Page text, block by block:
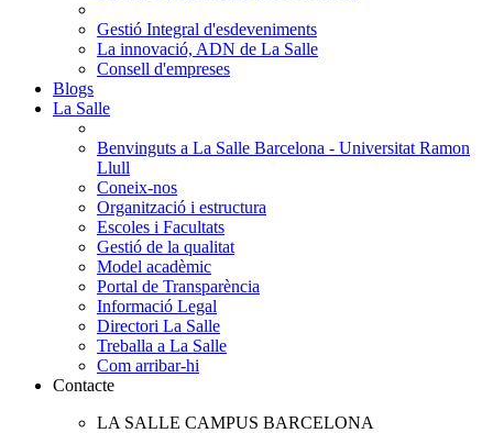
Gestió Integral d'esdeveniments
La innovació, ADN de La Salle
Consell d'empreses
Blogs
La Salle
Benvinguts a La Salle Barcelona - Universitat Ramon
Llull
Coneix-nos
Organització i estructura
Escoles i Facultats
Gestió de la qualitat
Model acadèmic
Portal de Transparència
Informació Legal
Directori La Salle
Treballa a La Salle
Com arribar-hi
Contacte
LA SALLE CAMPUS BARCELONA